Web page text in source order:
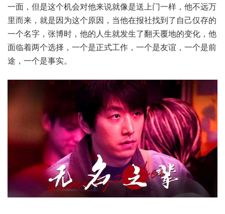
一面，但是这个机会对他来说就像是送上门一样，他不远万
里而来，就是因为这个原因，当他在报社找到了自己仅存的
一个名字，张博时，他的人生就发生了翻天覆地的变化，他
面临着两个选择，一个是正式工作，一个是友谊，一个是前
途，一个是事实。